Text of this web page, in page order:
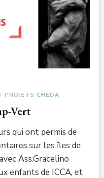
PROJETS CHEDA
Vert
qui ont permis de
sur les îles de
Ass.Gracelino
enfants de ICCA, et